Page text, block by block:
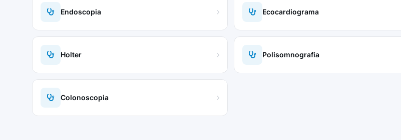
Endoscopia Ecocardiograma
Holter Polisomnografía
Colonoscopia